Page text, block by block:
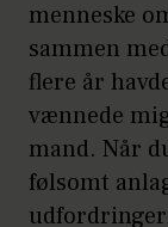
menneske
sammen
flere år
vænnede
mand. Når
følsomt